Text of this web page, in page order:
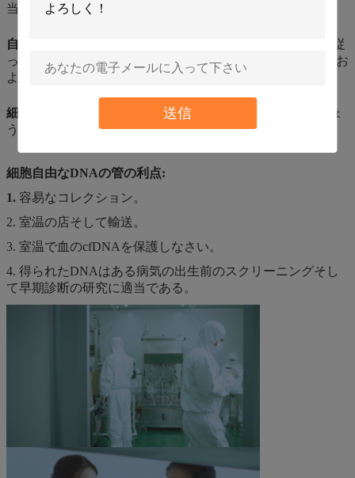
送信
当である。
自由なDNA BCTが
静脈血のCell-Free DNAを保護したり、従
って効果的に禁じる
細胞は 血しょうのヌクレアーゼの低下お
よびnucleated細胞のDNA解放を。
細胞自由なDNA BCT
で、遠心分離の後で隔離される血しょ
うは分子診断に使用することができる。
細胞自由なDNAの管の利点:
1. 容易なコレクション。
2. 室温の店そして輸送。
3. 室温で血のcfDNAを保護しなさい。
4. 得られたDNAはある病気の出生前のスクリーニングそし
て早期診断の研究に適当である。